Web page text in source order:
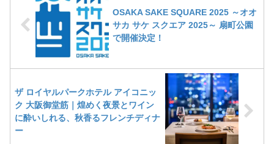
OSAKA SAKE SQUARE 2025 ～オオ
サカ サケ スクエア 2025～ 扇町公園
で開催決定！
ザ ロイヤルパークホテル アイコニッ
ク 大阪御堂筋｜煌めく夜景とワイン
に酔いしれる、秋香るフレンチディナ
ー